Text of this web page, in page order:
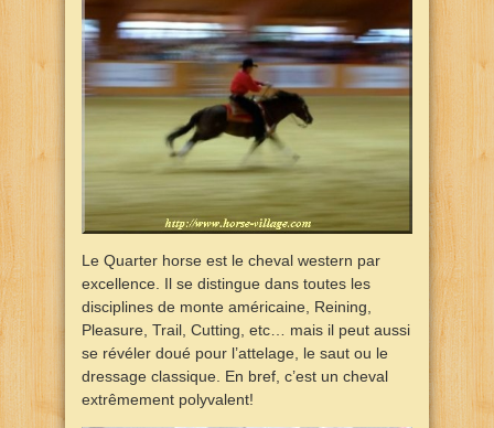
Le Quarter horse est le cheval western par
excellence. Il se distingue dans toutes les
disciplines de monte américaine, Reining,
Pleasure, Trail, Cutting, etc… mais il peut aussi
se révéler doué pour l’attelage, le saut ou le
dressage classique. En bref, c’est un cheval
extrêmement polyvalent!